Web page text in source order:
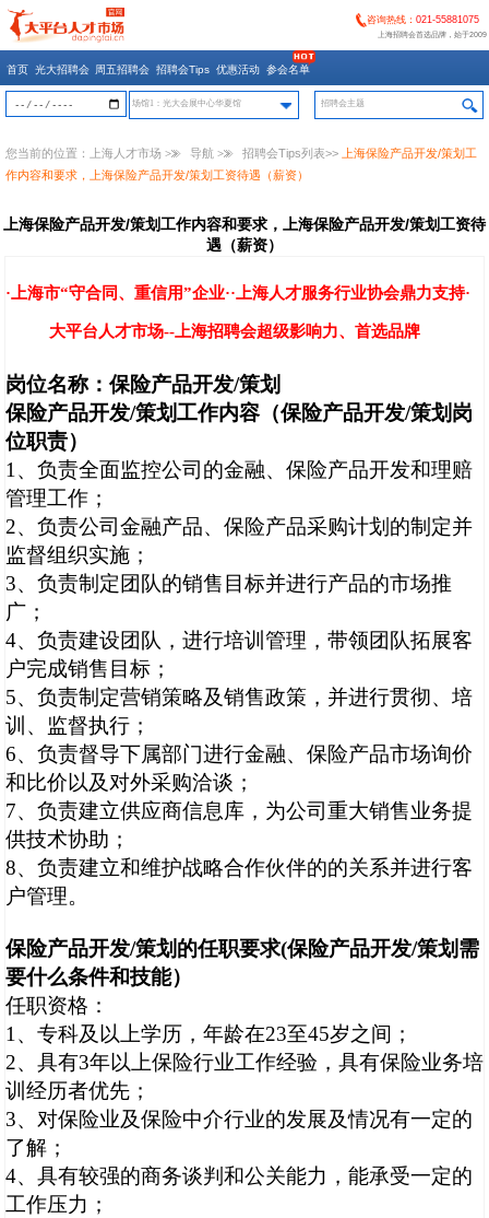
咨询热线： 021-55881075
上海招聘会首选品牌，始于2009
首页 光大招聘会 周五招聘会 招聘会Tips 优惠活动 参会名单
场馆1：光大会展中心华夏馆
您当前的位置： 上海人才市场 >> 导航 >> 招聘会Tips列表>>
上海保险产品开发/策划工
作内容和要求，上海保险产品开发/策划工资待遇（薪资）
上海保险产品开发/策划工作内容和要求，上海保险产品开发/策划工资待
遇（薪资）
·上海市“守合同、重信用”企业··上海人才服务行业协会鼎力支持·
大平台人才市场--上海招聘会超级影响力、首选品牌
岗位名称：保险产品开发/策划
保险产品开发/策划工作内容（保险产品开发/策划岗
位职责）
1、负责全面监控公司的金融、保险产品开发和理赔
管理工作；
2、负责公司金融产品、保险产品采购计划的制定并
监督组织实施；
3、负责制定团队的销售目标并进行产品的市场推
广；
4、负责建设团队，进行培训管理，带领团队拓展客
户完成销售目标；
5、负责制定营销策略及销售政策，并进行贯彻、培
训、监督执行；
6、负责督导下属部门进行金融、保险产品市场询价
和比价以及对外采购洽谈；
7、负责建立供应商信息库，为公司重大销售业务提
供技术协助；
8、负责建立和维护战略合作伙伴的的关系并进行客
户管理。
保险产品开发/策划 的任职要求(保险产品开发/策划 需
要什么条件和技能）
任职资格：
1、专科及以上学历，年龄在23至45岁之间；
2、具有3年以上保险行业工作经验，具有保险业务培
训经历者优先；
3、对保险业及保险中介行业的发展及情况有一定的
了解；
4、具有较强的商务谈判和公关能力，能承受一定的
工作压力；